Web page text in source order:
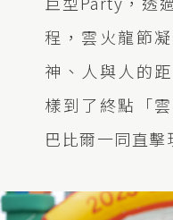
程，雲火龍節
神、人與人的
樣到了終點「
巴比爾一同直擊